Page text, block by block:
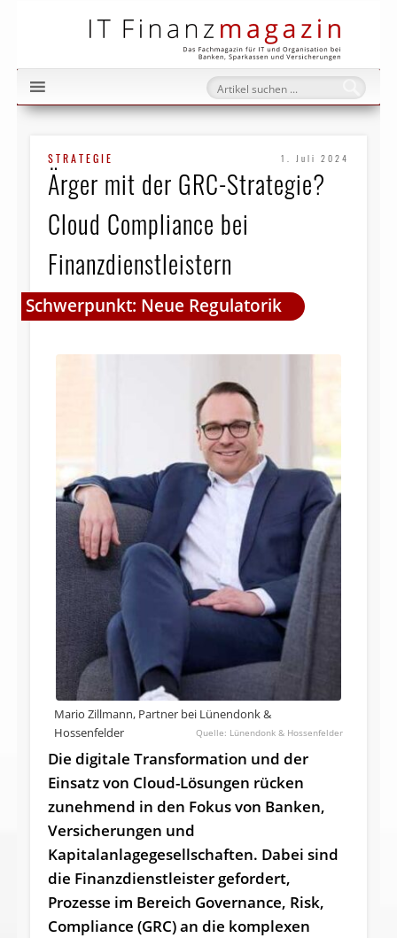
STRATEGIE 1. Juli 2024
Ärger mit der GRC-Strategie?
Cloud Compliance bei
Finanzdienstleistern
Schwerpunkt: Neue Regulatorik
Mario Zillmann, Partner bei Lünendonk &
Hossenfelder
Lünendonk & Hossenfelder
Die digitale Transformation und der
Einsatz von Cloud-Lösungen rücken
zunehmend in den Fokus von Banken,
Versicherungen und
Kapitalanlagegesellschaften. Dabei sind
die Finanzdienstleister gefordert,
Prozesse im Bereich Governance, Risk,
Compliance (GRC) an die komplexen